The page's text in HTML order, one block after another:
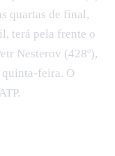
quartas de final,
terá pela frente o
Nesterov (428º),
quinta-feira. O